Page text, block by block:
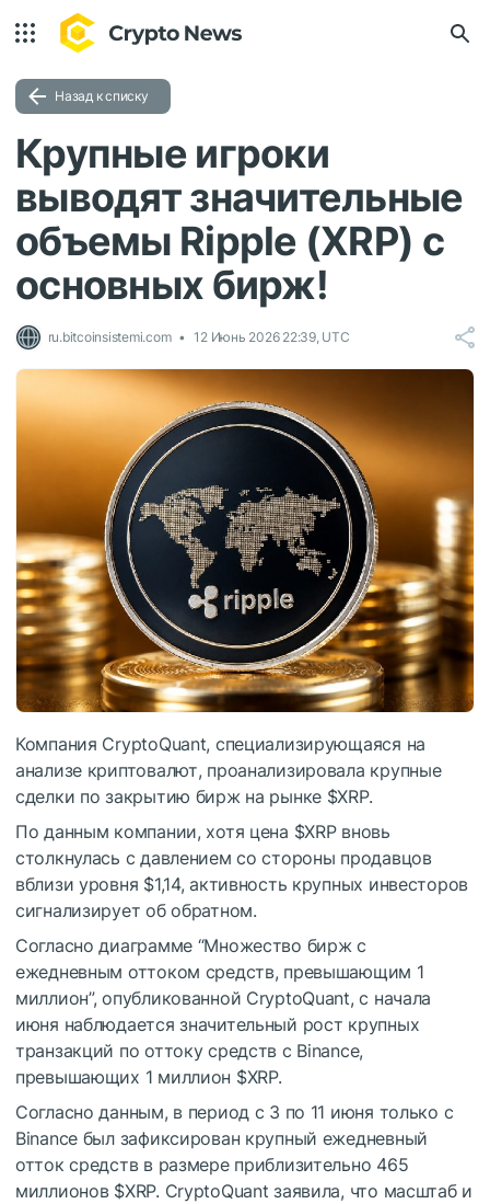
Назад к списку
Крупные игроки
выводят значительные
объемы Ripple (XRP) с
основных бирж!
ru.bitcoinsistemi.com 12 Июнь 2026 22:39, UTC
Компания CryptoQuant, специализирующаяся на
анализе криптовалют, проанализировала крупные
сделки по закрытию бирж на рынке $XRP.
По данным компании, хотя цена $XRPвновь
столкнулась с давлением со стороны продавцов
вблизи уровня $1,14, активность крупных инвесторов
сигнализирует об обратном.
Согласно диаграмме “Множество бирж с
ежедневным оттоком средств, превышающим 1
миллион”, опубликованной CryptoQuant, с начала
июня наблюдается значительный рост крупных
транзакций по оттоку средств с Binance,
превышающих 1 миллион $XRP.
Согласно данным, в период с 3 по 11 июня только с
Binance был зафиксирован крупный ежедневный
отток средств в размере приблизительно 465
миллионов $XRP. CryptoQuant заявила, что масштаб и